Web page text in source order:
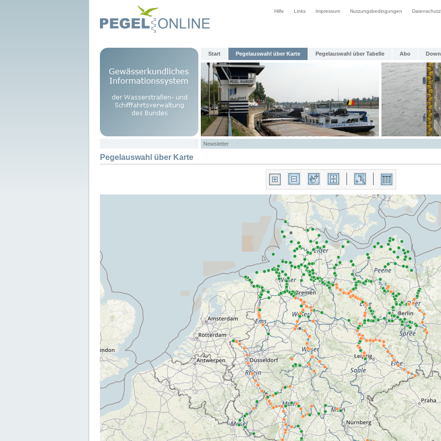
Hilfe Links Impressum Nutzungsbedingungen
Start Pegelauswahl über Karte Pegelauswahl über Tabelle Abo
Newsletter
Pegelauswahl über Karte